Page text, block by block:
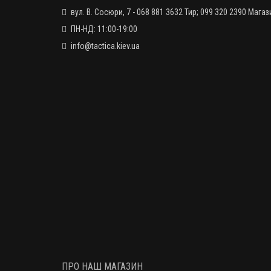
вул. В. Сосюри, 7 - 068 881 3632 Тир; 099 320 2390
ПН-НД: 11:00-19:00
info@tactica.kiev.ua
ПРО НАШ МАГАЗИН